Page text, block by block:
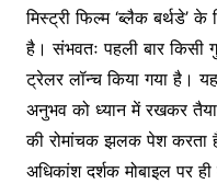
मिस्ट्री फिल्म ‘ब्लैक बर्थडे’
है। संभवतः पहली बार किसी
ट्रेलर लॉन्च किया गया है।
अनुभव को ध्यान में रखकर
की रोमांचक झलक पेश
अधिकांश दर्शक मोबाइल पर